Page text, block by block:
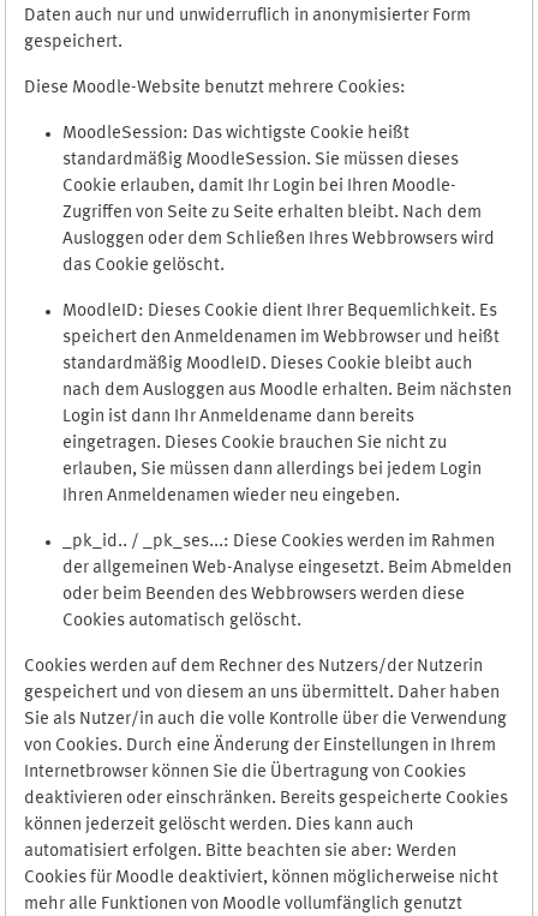
Daten auch nur und unwiderruflich in anonymisierter Form
gespeichert.
Diese Moodle-Website benutzt mehrere Cookies:
MoodleSession: Das wichtigste Cookie heißt
standardmäßig MoodleSession. Sie müssen dieses
Cookie erlauben, damit Ihr Login bei Ihren Moodle-
Zugriffen von Seite zu Seite erhalten bleibt. Nach dem
Ausloggen oder dem Schließen Ihres Webbrowsers wird
das Cookie gelöscht.
MoodleID: Dieses Cookie dient Ihrer Bequemlichkeit. Es
speichert den Anmeldenamen im Webbrowser und heißt
standardmäßig MoodleID. Dieses Cookie bleibt auch
nach dem Ausloggen aus Moodle erhalten. Beim nächsten
Login ist dann Ihr Anmeldename dann bereits
eingetragen. Dieses Cookie brauchen Sie nicht zu
erlauben, Sie müssen dann allerdings bei jedem Login
Ihren Anmeldenamen wieder neu eingeben.
_pk_id.. / _pk_ses...: Diese Cookies werden im Rahmen
der allgemeinen Web-Analyse eingesetzt. Beim Abmelden
oder beim Beenden des Webbrowsers werden diese
Cookies automatisch gelöscht.
Cookies werden auf dem Rechner des Nutzers/der Nutzerin
gespeichert und von diesem an uns übermittelt. Daher haben
Sie als Nutzer/in auch die volle Kontrolle über die Verwendung
von Cookies. Durch eine Änderung der Einstellungen in Ihrem
Internetbrowser können Sie die Übertragung von Cookies
deaktivieren oder einschränken. Bereits gespeicherte Cookies
können jederzeit gelöscht werden. Dies kann auch
automatisiert erfolgen. Bitte beachten sie aber: Werden
Cookies für Moodle deaktiviert, können möglicherweise nicht
mehr alle Funktionen von Moodle vollumfänglich genutzt